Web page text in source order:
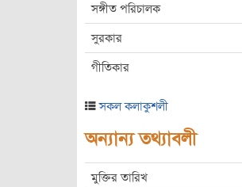
সঙ্গীত পরিচালক
সুরকার
গীতিকার
সকল কলাকুশলী
অন্যান্য তথ্যাবলী
মুক্তির তারিখ